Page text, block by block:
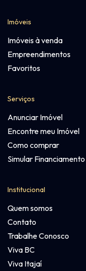
Imóveis
Imóveis à venda
Empreendimentos
Favoritos
Serviços
Anunciar Imóvel
Encontre meu Imóvel
Como comprar
Simular Financiamento
Institucional
Quem somos
Contato
Trabalhe Conosco
Viva BC
Viva Itajaí